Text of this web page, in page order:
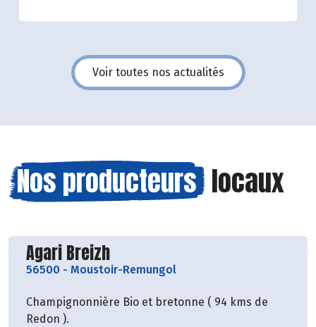
Voir toutes nos actualités
Nos producteurs locaux
Découvrir le producteur
Agari Breizh
56500 - Moustoir-Remungol
Champignonnière Bio et bretonne ( 94 kms de
Redon ).